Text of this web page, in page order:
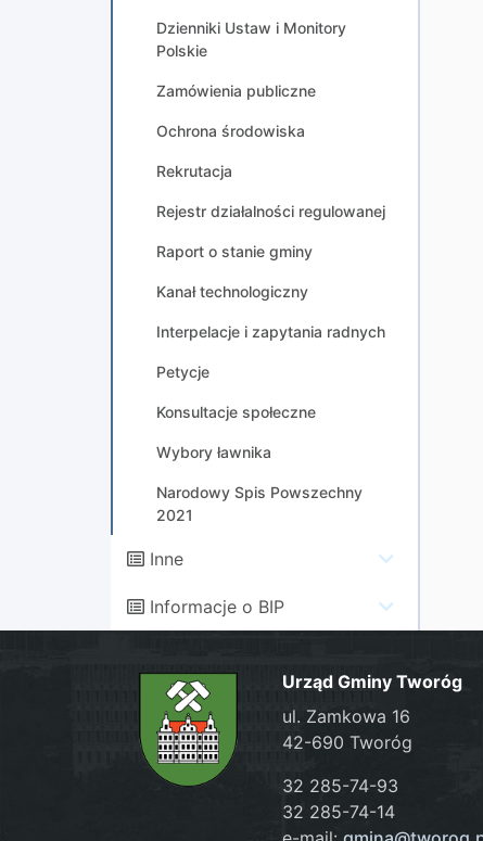
Dzienniki Ustaw i Monitory
Polskie
Zamówienia publiczne
Ochrona środowiska
Rekrutacja
Rejestr działalności regulowanej
Raport o stanie gminy
Kanał technologiczny
Interpelacje i zapytania radnych
Petycje
Konsultacje społeczne
Wybory ławnika
Narodowy Spis Powszechny
2021
Inne
Informacje o BIP
Urząd Gminy Tworóg
ul. Zamkowa 16
42-690 Tworóg
32 285-74-93
32 285-74-14